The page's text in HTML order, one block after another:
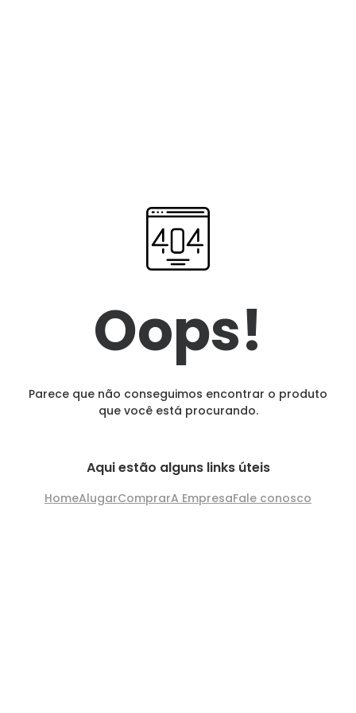
Oops!
Parece que não conseguimos encontrar o produto
que você está procurando.
Aqui estão alguns links úteis
HomeAlugarComprarA EmpresaFale conosco